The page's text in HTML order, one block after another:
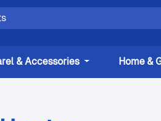
& Accessories Home &